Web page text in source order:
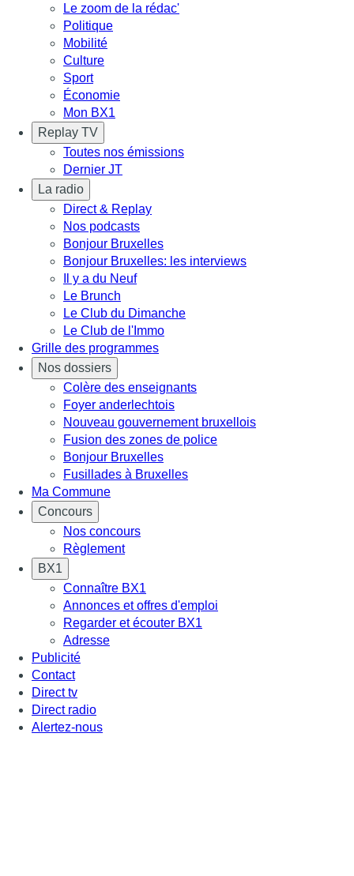
Le zoom de la rédac'
Politique
Mobilité
Culture
Sport
Économie
Mon BX1
Replay TV
Toutes nos émissions
Dernier JT
La radio
Direct & Replay
Nos podcasts
Bonjour Bruxelles
Bonjour Bruxelles: les interviews
Il y a du Neuf
Le Brunch
Le Club du Dimanche
Le Club de l'Immo
Grille des programmes
Nos dossiers
Colère des enseignants
Foyer anderlechtois
Nouveau gouvernement bruxellois
Fusion des zones de police
Bonjour Bruxelles
Fusillades à Bruxelles
Ma Commune
Concours
Nos concours
Règlement
BX1
Connaître BX1
Annonces et offres d'emploi
Regarder et écouter BX1
Adresse
Publicité
Contact
Direct tv
Direct radio
Alertez-nous